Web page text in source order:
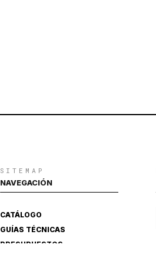
SITEMAP
NAVEGACIÓN
CATÁLOGO
GUÍAS TÉCNICAS
PRESUPUESTOS